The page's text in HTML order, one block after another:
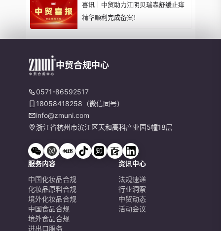
喜讯｜中贸助力江阴贝瑞森舒缓止痒
精华顺利完成备案！
中贸合规中心
0571-86592517
18058418258（微信同号）
info@zmuni.com
浙江省杭州市滨江区天和高科产业园5幢18层
服务内容
中国化妆品合规
化妆品原料合规
境外化妆品合规
中国食品合规
境外食品合规
进出口服务
资讯中心
法规速递
行业洞察
中贸动态
活动会议